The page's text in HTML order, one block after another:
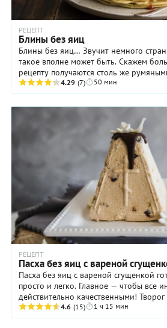
РЕЦЕПТ
Блины без яиц
Блины без яиц… Звучит немного
такое вполне может быть. Скажем
рецепту получаются столь же
нежными, как и любые другие. А еще
4.29 (7) 50 мин
РЕЦЕПТ
Пасха без яиц с вареной
Пасха без яиц с вареной сгущенкой
просто и легко. Главное — чтобы все
действительно качественными!
рынке у проверенного продавца: тогда
4.6 (15) 1 ч 15 мин